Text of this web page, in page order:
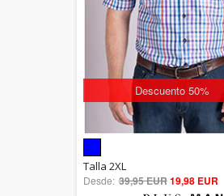
Descuento 50%
out of 5
Talla 2XL
Desde: 39,95 EUR19,98 EUR